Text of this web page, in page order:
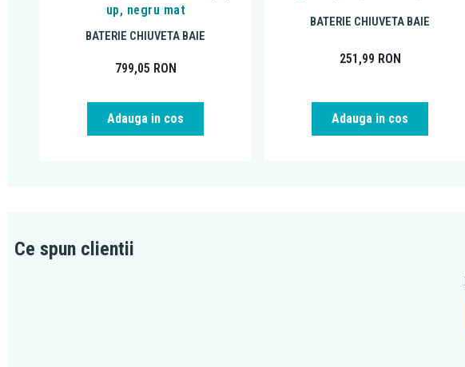
up, negru mat
BATERIE CHIUVETA BAIE
799,05 RON
Adauga in cos
BATERIE CHIUVETA BAIE
251,99 RON
Adauga in cos
Ce spun clientii